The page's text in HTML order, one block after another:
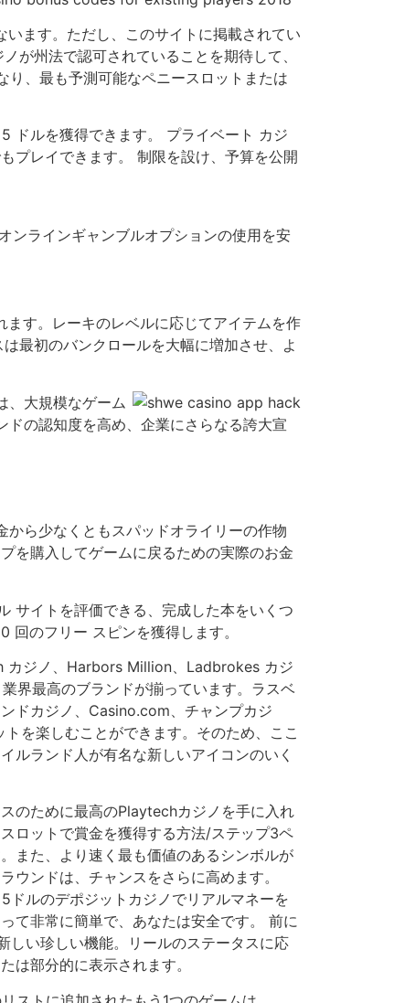
ます。ただし、このサイトに掲載されてい
が州法で認可されていることを期待して、
、最も予測可能なペニースロットまたは
ドルを獲得できます。 プライベート カジ
プレイできます。 制限を設け、予算を公開
ンラインギャンブルオプションの使用を安
す。レーキのレベルに応じてアイテムを作
最初のバンクロールを大幅に増加させ、よ
、大規模なゲーム
の認知度を高め、企業にさらなる誇大宣
ら少なくともスパッドオライリーの作物
を購入してゲームに戻るための実際のお金
サイトを評価できる、完成した本をいくつ
のフリー スピンを獲得します。
カジノ、Harbors Million、Ladbrokes カジ
界最高のブランドが揃っています。ラスベ
ドカジノ、Casino.com、チャンプカジ
を楽しむことができます。そのため、ここ
ルランド人が有名な新しいアイコンのいく
のために最高のPlaytechカジノを手に入れ
ロットで賞金を獲得する方法/ステップ3ペ
また、より速く最も価値のあるシンボルが
ウンドは、チャンスをさらに高めます。
ドルのデポジットカジノでリアルマネーを
て非常に簡単で、あなたは安全です。 前に
しい珍しい機能。リールのステータスに応
は部分的に表示されます。